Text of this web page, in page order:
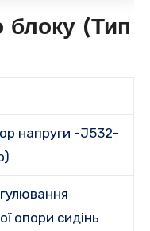
блоку (Тип
напруги -J532-
опори сидінь